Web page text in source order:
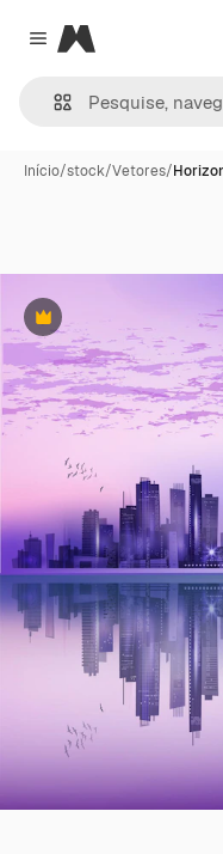
Close menu
Magnific
Início/stock/Vetores/
Premium